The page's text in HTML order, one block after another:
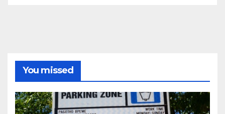
You missed